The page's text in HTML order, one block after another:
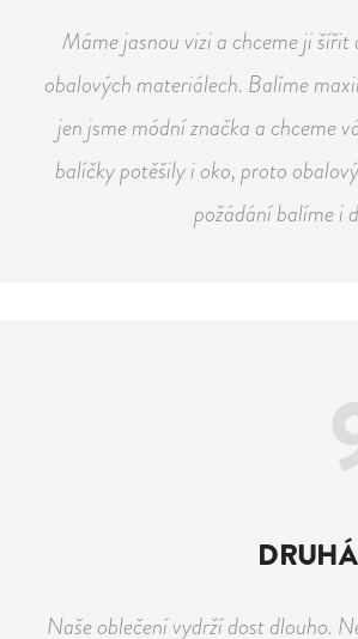
Máme jasnou vizi a chceme ji
obalových materiálech. Balíme
jen jsme módní značka a chceme
balíčky potěšily i oko, proto
požádání balíme i
Naše oblečení vydrží dost dlouho.